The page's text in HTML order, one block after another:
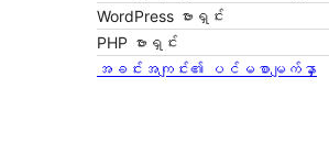
WordPress ဗားရှင်း
PHP ဗားရှင်း
အခင်းအကျင်း၏ ပင်မစာမျက်နှာ